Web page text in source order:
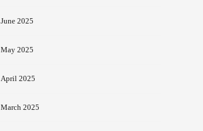
June 2025
May 2025
April 2025
March 2025